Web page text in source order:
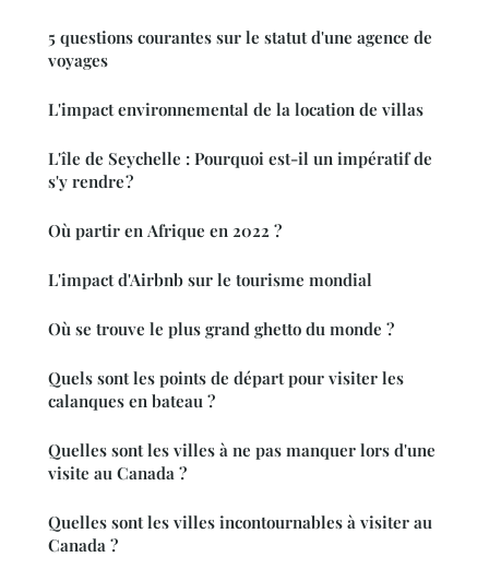
5 questions courantes sur le statut d'une agence de
voyages
L'impact environnemental de la location de villas
L'île de Seychelle : Pourquoi est-il un impératif de
s'y rendre ?
Où partir en Afrique en 2022 ?
L'impact d'Airbnb sur le tourisme mondial
Où se trouve le plus grand ghetto du monde ?
Quels sont les points de départ pour visiter les
calanques en bateau ?
Quelles sont les villes à ne pas manquer lors d'une
visite au Canada ?
Quelles sont les villes incontournables à visiter au
Canada ?